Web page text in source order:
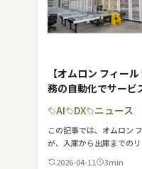
【オムロン フィー
務の自動化でサービ
AI DX ニュース
この記事では、オムロン
が、入庫から出庫までの
功した、倉庫業務の自動
2026-04-11 3min